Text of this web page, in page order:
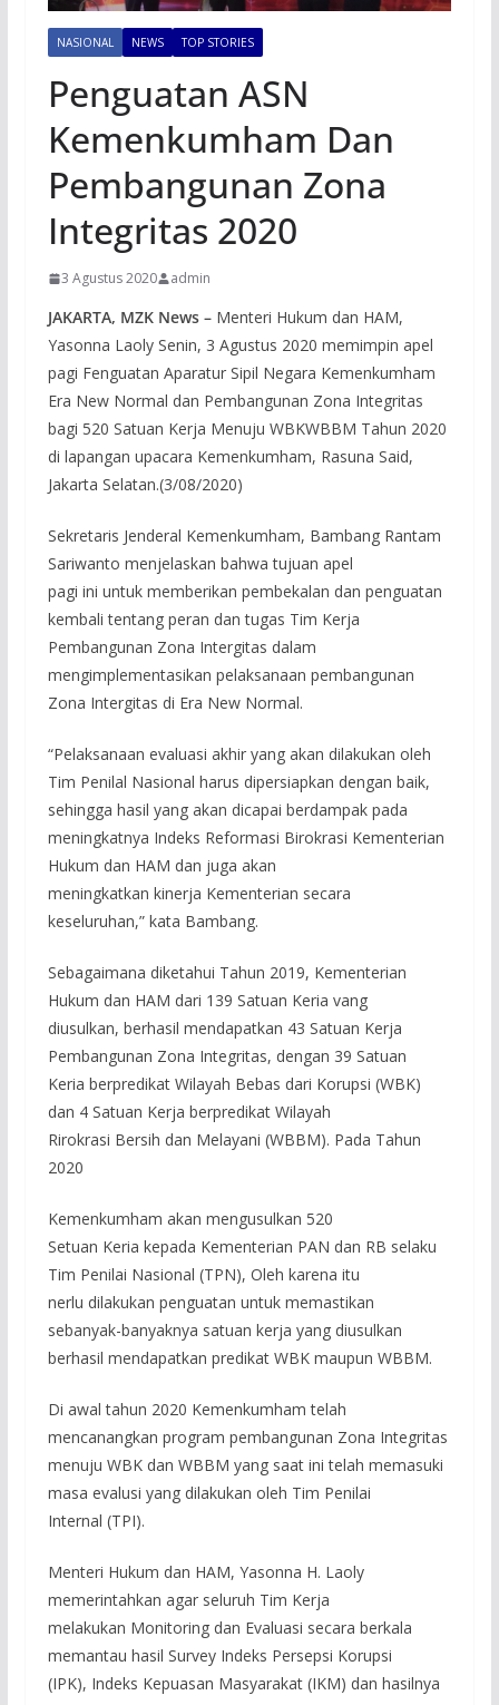
NASIONAL NEWS TOP STORIES
Penguatan ASN
Kemenkumham Dan
Pembangunan Zona
Integritas 2020
3 Agustus 2020 admin
JAKARTA, MZK News –Menteri Hukum dan HAM,
Yasonna Laoly Senin, 3 Agustus 2020 memimpin apel
pagi Fenguatan Aparatur Sipil Negara Kemenkumham
Era New Normal dan Pembangunan Zona Integritas
bagi 520 Satuan Kerja Menuju WBKWBBM Tahun 2020
di lapangan upacara Kemenkumham, Rasuna Said,
Jakarta Selatan.(3/08/2020)
Sekretaris Jenderal Kemenkumham, Bambang Rantam
Sariwanto menjelaskan bahwa tujuan apel
pagi ini untuk memberikan pembekalan dan penguatan
kembali tentang peran dan tugas Tim Kerja
Pembangunan Zona Intergitas dalam
mengimplementasikan pelaksanaan pembangunan
Zona Intergitas di Era New Normal.
“Pelaksanaan evaluasi akhir yang akan dilakukan oleh
Tim Penilal Nasional harus dipersiapkan dengan baik,
sehingga hasil yang akan dicapai berdampak pada
meningkatnya Indeks Reformasi Birokrasi Kementerian
Hukum dan HAM dan juga akan
meningkatkan kinerja Kementerian secara
keseluruhan,” kata Bambang.
Sebagaimana diketahui Tahun 2019, Kementerian
Hukum dan HAM dari 139 Satuan Keria vang
diusulkan, berhasil mendapatkan 43 Satuan Kerja
Pembangunan Zona Integritas, dengan 39 Satuan
Keria berpredikat Wilayah Bebas dari Korupsi (WBK)
dan 4 Satuan Kerja berpredikat Wilayah
Rirokrasi Bersih dan Melayani (WBBM). Pada Tahun
2020
Kemenkumham akan mengusulkan 520
Setuan Keria kepada Kementerian PAN dan RB selaku
Tim Penilai Nasional (TPN), Oleh karena itu
nerlu dilakukan penguatan untuk memastikan
sebanyak-banyaknya satuan kerja yang diusulkan
berhasil mendapatkan predikat WBK maupun WBBM.
Di awal tahun 2020 Kemenkumham telah
mencanangkan program pembangunan Zona Integritas
menuju WBK dan WBBM yang saat ini telah memasuki
masa evalusi yang dilakukan oleh Tim Penilai
Internal (TPI).
Menteri Hukum dan HAM, Yasonna H. Laoly
memerintahkan agar seluruh Tim Kerja
melakukan Monitoring dan Evaluasi secara berkala
memantau hasil Survey Indeks Persepsi Korupsi
(IPK), Indeks Kepuasan Masyarakat (IKM) dan hasilnya